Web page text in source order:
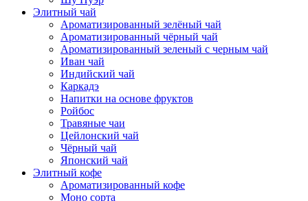
Элитный чай
Ароматизированный зелёный чай
Ароматизированный чёрный чай
Ароматизированный зеленый с черным чай
Иван чай
Индийский чай
Каркадэ
Напитки на основе фруктов
Ройбос
Травяные чаи
Цейлонский чай
Чёрный чай
Японский чай
Элитный кофе
Ароматизированный кофе
Моно сорта